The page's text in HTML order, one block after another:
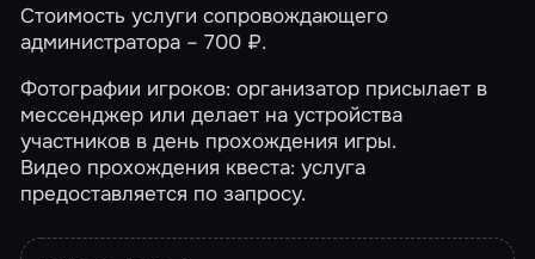
Стоимость услуги сопровождающего
администратора – 700 ₽.
Фотографии игроков: организатор присылает в
мессенджер или делает на устройства
участников в день прохождения игры.
Видео прохождения квеста: услуга
предоставляется по запросу.